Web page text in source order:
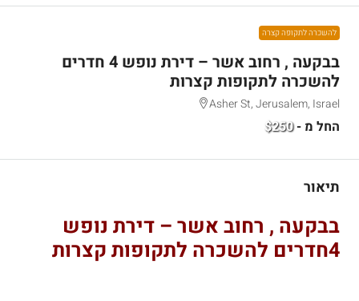
להשכרה לתקופה קצרה
בבקעה , רחוב אשר – דירת נופש 4 חדרים
להשכרה לתקופות קצרות
Asher St, Jerusalem, Israel
החל מ -$250
תיאור
בבקעה , רחוב אשר – דירת נופש
4חדרים להשכרה לתקופות קצרות